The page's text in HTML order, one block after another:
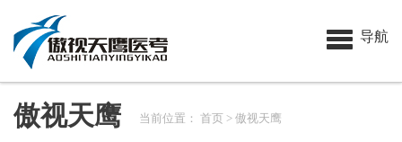
导航
傲视天鹰 当前位置： 首页 > 傲视天鹰